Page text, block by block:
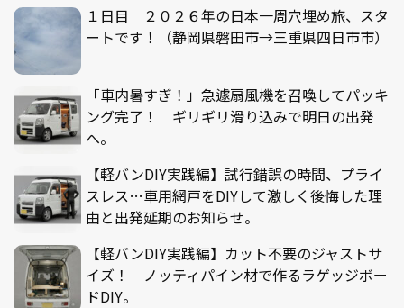
１日目 ２０２６年の日本一周穴埋め旅、スタ
ートです！（静岡県磐田市→三重県四日市市）
「車内暑すぎ！」急遽扇風機を召喚してパッキ
ング完了！ ギリギリ滑り込みで明日の出発
へ。
【軽バンDIY実践編】試行錯誤の時間、プライ
スレス…車用網戸をDIYして激しく後悔した理
由と出発延期のお知らせ。
【軽バンDIY実践編】カット不要のジャストサ
イズ！ ノッティパイン材で作るラゲッジボー
ドDIY。